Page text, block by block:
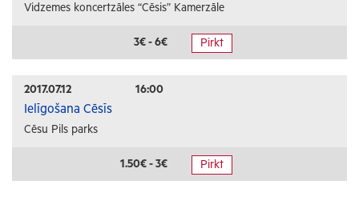
Vidzemes koncertzāles “Cēsis” Kamerzāle
3€ - 6€ Pirkt
2017.07.12 16:00
Ielīgošana Cēsīs
Cēsu Pils parks
1.50€ - 3€ Pirkt